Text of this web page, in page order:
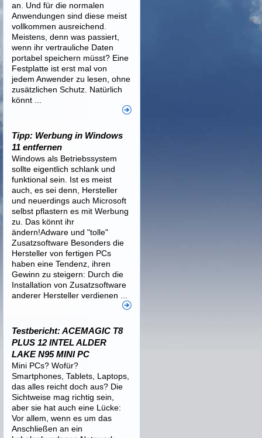
an. Und für die normalen
Anwendungen sind diese meist
vollkommen ausreichend.
Meistens, denn was passiert,
wenn ihr vertrauliche Daten
portabel speichern müsst? Eine
Festplatte ist erst mal von
jedem Anwender zu lesen, ohne
zusätzlichen Schutz. Natürlich
könnt ...
Tipp: Werbung in Windows
11 entfernen
Windows als Betriebssystem
sollte eigentlich schlank und
funktional sein. Ist es meist
auch, es sei denn, Hersteller
und neuerdings auch Microsoft
selbst pflastern es mit Werbung
zu. Das könnt ihr
ändern!Adware und "tolle"
Zusatzsoftware Besonders die
Hersteller von fertigen PCs
haben eine Tendenz, ihren
Gewinn zu steigern: Durch die
Installation von Zusatzsoftware
anderer Hersteller verdienen ...
Testbericht: ACEMAGIC T8
PLUS 12 INTEL ALDER
LAKE N95 MINI PC
Mini PCs? Wofür?
Smartphones, Tablets, Laptops,
das alles reicht doch aus? Die
Sichtweise mag richtig sein,
aber sie hat auch eine Lücke:
Vor allem, wenn es um das
Anschließen an ein